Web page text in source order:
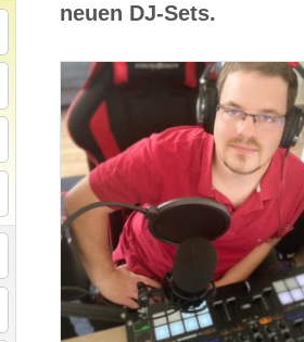
neuen DJ-Sets.